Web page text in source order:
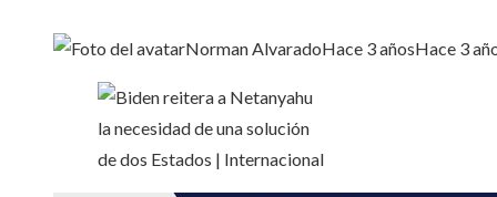
Norman AlvaradoHace 3 añosHace 3